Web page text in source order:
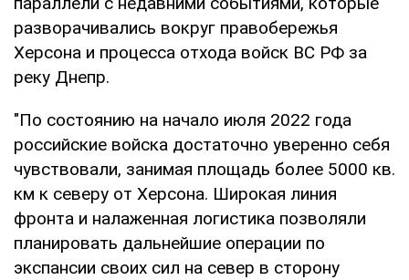
разворачивались вокруг правобережья
Херсона и процесса отхода войск ВС РФ за
реку Днепр.
"По состоянию на начало июля 2022 года
российские войска достаточно уверенно себя
чувствовали, занимая площадь более 5000 кв.
км к северу от Херсона. Широкая линия
фронта и налаженная логистика позволяли
планировать дальнейшие операции по
экспансии своих сил на север в сторону